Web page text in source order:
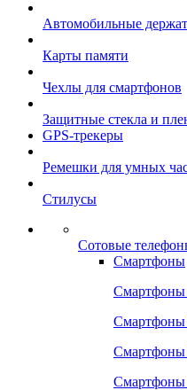
Автомобильные
Карты памяти
Чехлы для смартфонов
Защитные стекла и
GPS-трекеры
Ремешки для умных
Стилусы
Сотовые
Смартфоны
Смартфоны
Смартфоны
Смартфоны
Смартфоны